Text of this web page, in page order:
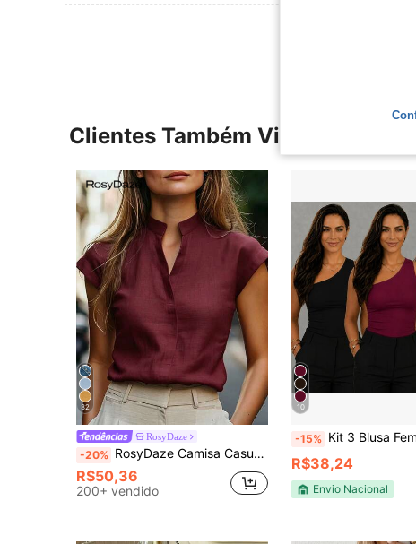
Clientes Também Visitaram
32
RosyDaze
-20% RosyDaze Camisa Casual Versátil de Uso Diário em Cor Sólida para Mulheres
R$50,36
200+ vendido
10
-15% Kit 3 Blusa Feminina Mula Manca Suplex com Forro – Moda
R$38,24
Envio Nacional